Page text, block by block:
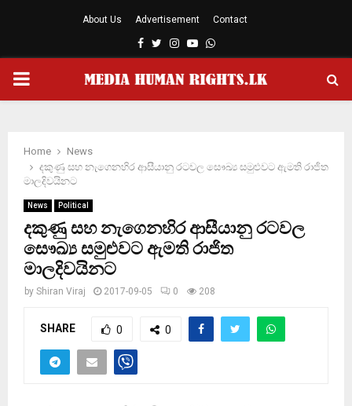
About Us Advertisement Contact
Facebook
TwitterInstagram
YoutubeWhatsapp
PRIMARY
Home
News
දකුණු සහ නැගෙනහිර ආසීයානු රටවල සෞඛ්‍ය සමුළුවට ඇමති රාජිත
මාලදිවයිනට
News Political
දකුණු සහ නැගෙනහිර ආසීයානු රටවල
සෞඛ්‍ය සමුළුවට ඇමති රාජිත
මාලදිවයිනට
by Shiran Viraj 2017-09-05 0 208
SHARE 0 0